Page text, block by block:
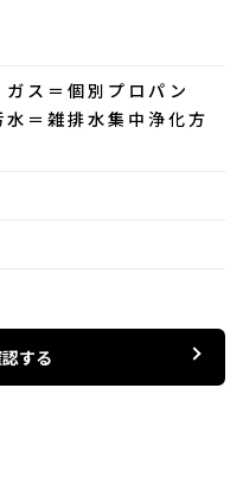
ス＝個別プロパン
＝雑排水集中浄化方
する